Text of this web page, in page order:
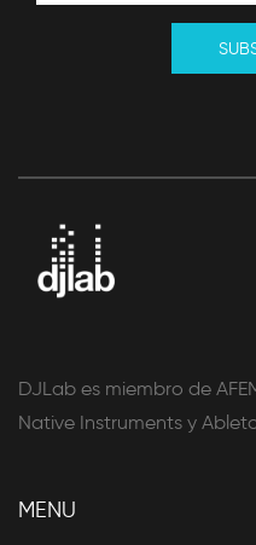
DJLab es miembro de
Native Instruments y
MENU